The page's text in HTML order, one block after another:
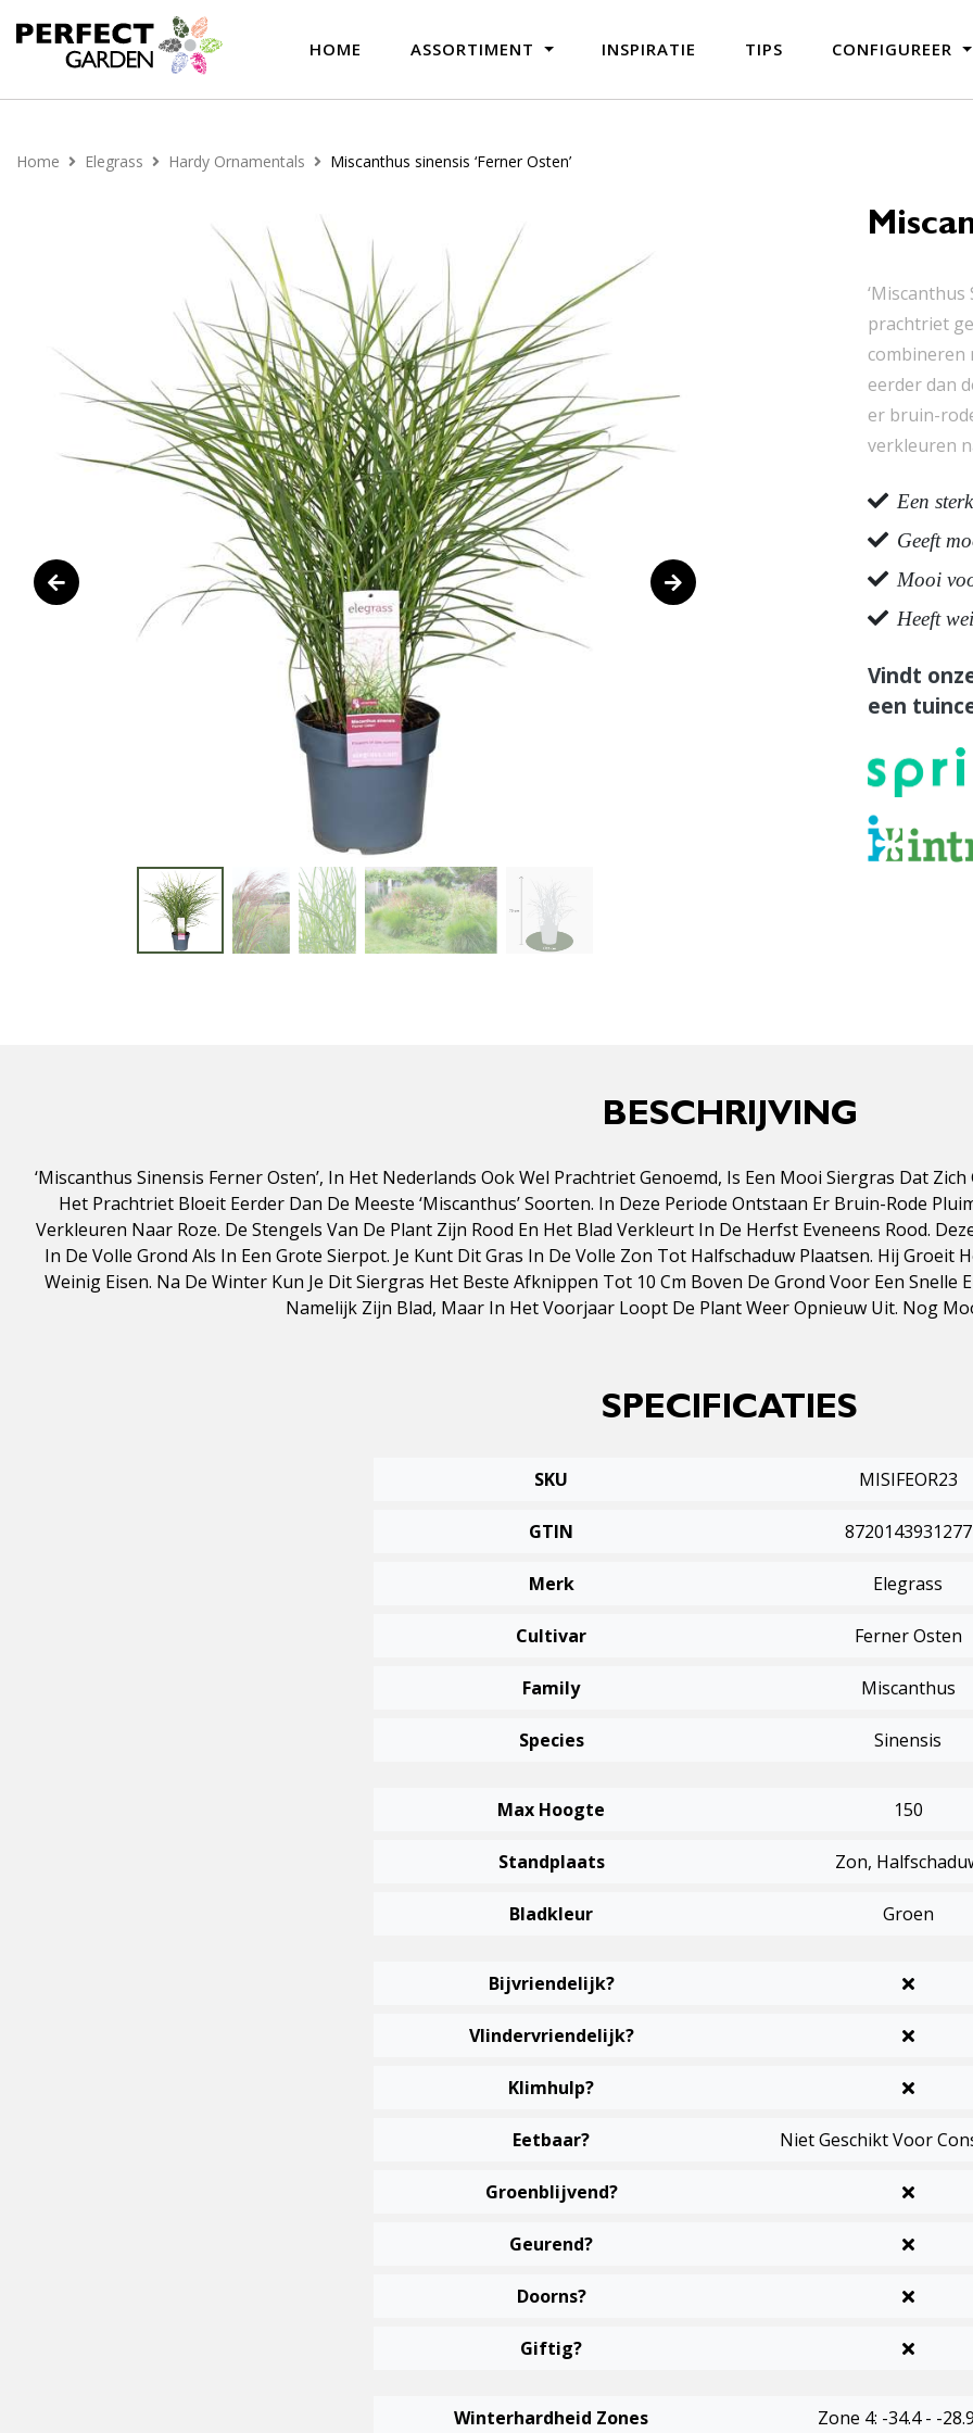
HOME ASSORTIMENT INSPIRATIE TIPS CONFIGUREER
Home Elegrass Hardy Ornamentals Miscanthus sinensis ‘Ferner Osten’
prachtriet
combineren
eerder dan
er bruin-
verkleuren
Een
Geeft
Mooi
Heeft
Vindt
een
BESCHRIJVING
‘Miscanthus Sinensis Ferner Osten’, In Het Nederlands Ook Wel Prachtriet Genoemd, Is Een Mooi Siergras Dat
Het Prachtriet Bloeit Eerder Dan De Meeste ‘Miscanthus’ Soorten. In Deze Periode Ontstaan Er Bruin-Rode
Verkleuren Naar Roze. De Stengels Van De Plant Zijn Rood En Het Blad Verkleurt In De Herfst Eveneens Rood.
In De Volle Grond Als In Een Grote Sierpot. Je Kunt Dit Gras In De Volle Zon Tot Halfschaduw Plaatsen. Hij
Weinig Eisen. Na De Winter Kun Je Dit Siergras Het Beste Afknippen Tot 10 Cm Boven De Grond Voor Een
Namelijk Zijn Blad, Maar In Het Voorjaar Loopt De Plant Weer Opnieuw Uit. Nog
SPECIFICATIES
SKU MISIFEOR23
GTIN 8720143931277
Merk Elegrass
Cultivar Ferner Osten
Family Miscanthus
Species Sinensis
Max Hoogte 150
Standplaats Zon,
Bladkleur Groen
Bijvriendelijk?
Vlindervriendelijk?
Klimhulp?
Eetbaar? Niet Geschikt Voor
Groenblijvend?
Geurend?
Doorns?
Giftig?
Winterhardheid Zones Zone 4: -34.4 - -